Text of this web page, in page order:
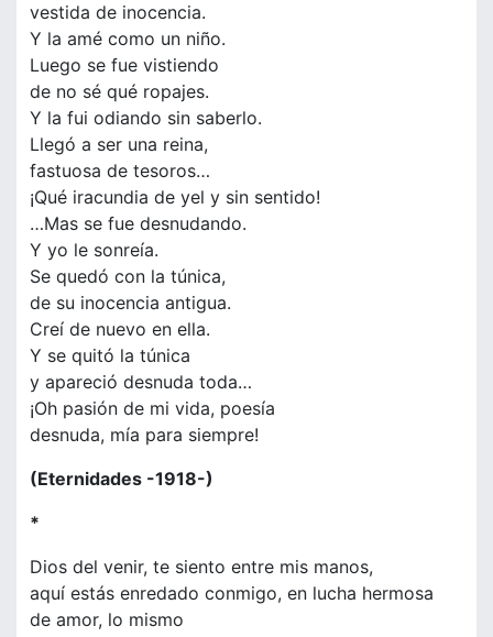
vestida de inocencia.
Y la amé como un niño.
Luego se fue vistiendo
de no sé qué ropajes.
Y la fui odiando sin saberlo.
Llegó a ser una reina,
fastuosa de tesoros…
¡Qué iracundia de yel y sin sentido!
…Mas se fue desnudando.
Y yo le sonreía.
Se quedó con la túnica,
de su inocencia antigua.
Creí de nuevo en ella.
Y se quitó la túnica
y apareció desnuda toda…
¡Oh pasión de mi vida, poesía
desnuda, mía para siempre!
(Eternidades -1918-)
*
Dios del venir, te siento entre mis manos,
aquí estás enredado conmigo, en lucha hermosa
de amor, lo mismo